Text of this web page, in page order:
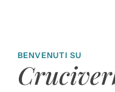
BENVENUTI SU